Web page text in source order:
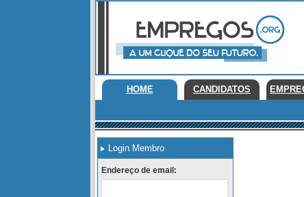
HOME CANDIDATOS
Login Membro
Endereço de email: